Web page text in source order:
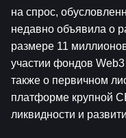
на спрос,
недавно объявила о
размере 11
участии фондов Web3
также о первичном
платформе крупной
ликвидности и